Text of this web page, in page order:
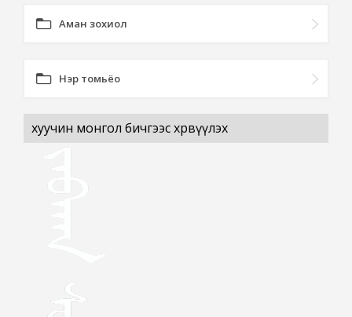
Аман зохиол
Нэр томьёо
хуучин монгол бичгээс хөрвүүлэх